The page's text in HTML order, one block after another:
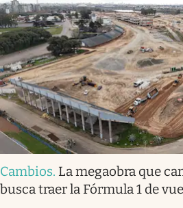
Cambios. La megaobra que
busca traer la Fórmula 1 de